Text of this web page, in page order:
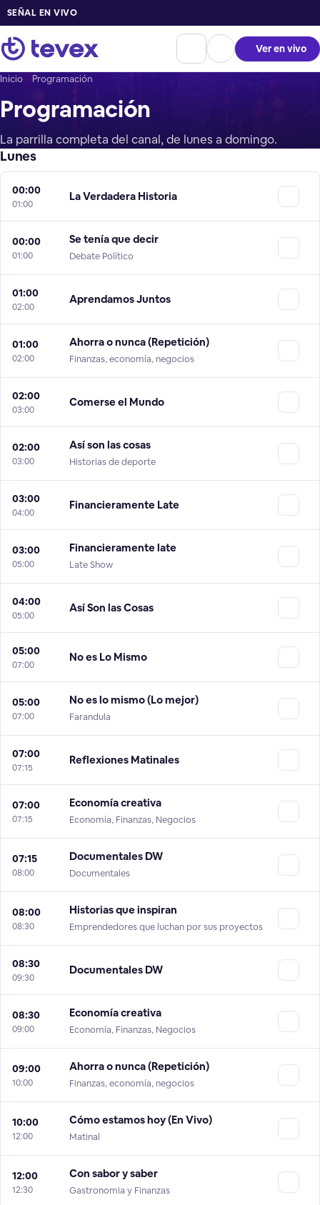
SEÑAL EN VIVO
Ver en vivo
Inicio Programación
Programación
La parrilla completa del canal, de lunes a domingo.
Lunes
00:00
01:00
La Verdadera Historia
00:00
01:00
Se tenía que decir
Debate Político
01:00
02:00
Aprendamos Juntos
01:00
02:00
Ahorra o nunca (Repetición)
Finanzas, economía, negocios
02:00
03:00
Comerse el Mundo
02:00
03:00
Así son las cosas
Historias de deporte
03:00
04:00
Financieramente Late
03:00
05:00
Financieramente late
Late Show
04:00
05:00
Así Son las Cosas
05:00
07:00
No es Lo Mismo
05:00
07:00
No es lo mismo (Lo mejor)
Farandula
07:00
07:15
Reflexiones Matinales
07:00
07:15
Economía creativa
Economía, Finanzas, Negocios
07:15
08:00
Documentales DW
Documentales
08:00
08:30
Historias que inspiran
Emprendedores que luchan por sus proyectos
08:30
09:30
Documentales DW
08:30
09:00
Economía creativa
Economía, Finanzas, Negocios
09:00
10:00
Ahorra o nunca (Repetición)
Finanzas, economía, negocios
10:00
12:00
Cómo estamos hoy (En Vivo)
Matinal
12:00
12:30
Con sabor y saber
Gastronomia y Finanzas